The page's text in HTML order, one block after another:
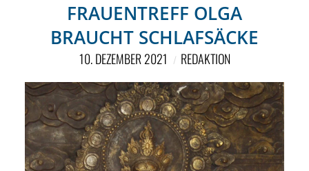
FRAUENTREFF OLGA
BRAUCHT SCHLAFSÄCKE
10. DEZEMBER 2021 REDAKTION